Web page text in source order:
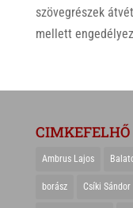
szövegrészek
mellett
CIMKEFELHŐ
Ambrus Lajos
borász Csíki Sándor